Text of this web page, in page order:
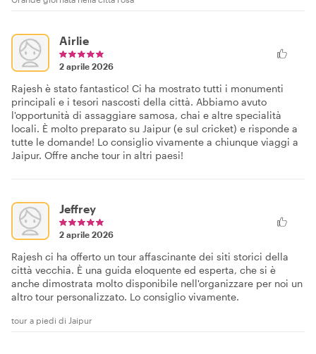
Airlie
2 aprile 2026
Rajesh è stato fantastico! Ci ha mostrato tutti i monumenti
principali e i tesori nascosti della città. Abbiamo avuto
l'opportunità di assaggiare samosa, chai e altre specialità
locali. È molto preparato su Jaipur (e sul cricket) e risponde a
tutte le domande! Lo consiglio vivamente a chiunque viaggi a
Jaipur. Offre anche tour in altri paesi!
Jeffrey
2 aprile 2026
Rajesh ci ha offerto un tour affascinante dei siti storici della
città vecchia. È una guida eloquente ed esperta, che si è
anche dimostrata molto disponibile nell'organizzare per noi un
altro tour personalizzato. Lo consiglio vivamente.
tour a piedi di Jaipur